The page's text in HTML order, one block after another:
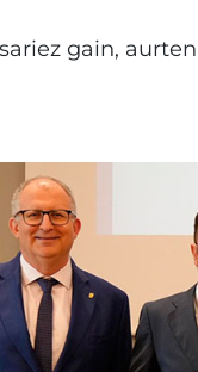
gain,